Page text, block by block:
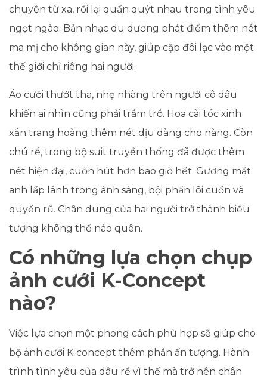
chuyện từ xa, rồi lại quấn quýt nhau trong tình yêu
ngọt ngào. Bản nhạc du dương phát điểm thêm nét
ma mị cho không gian này, giúp cặp đôi lạc vào một
thế giới chỉ riêng hai người.
Áo cưới thướt tha, nhẹ nhàng trên người cô dâu
khiến ai nhìn cũng phải trầm trồ. Hoa cài tóc xinh
xắn trang hoàng thêm nét dịu dàng cho nàng. Còn
chú rể, trong bộ suit truyền thống đã được thêm
nét hiện đại, cuốn hút hơn bao giờ hết. Gương mặt
anh lấp lánh trong ánh sáng, bội phần lôi cuốn và
quyến rũ. Chân dung của hai người trở thành biểu
tượng không thể nào quên.
Có những lựa chọn chụp
ảnh cưới K-Concept
nào?
Việc lựa chọn một phong cách phù hợp sẽ giúp cho
bộ ảnh cưới K-concept thêm phần ấn tượng. Hành
trình tình yêu của dâu rể vì thế mà trở nên chân